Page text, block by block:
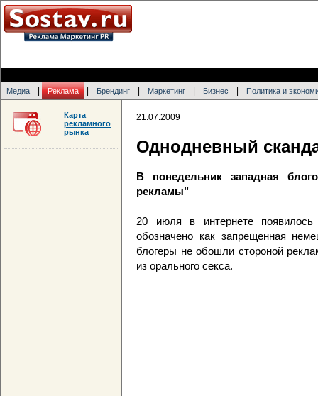
Медиа Реклама Брендинг Маркетинг Бизнес Политика и
21.07.2009
Однодневный
В понедельник западная
рекламы"
20 июля в интернете
обозначено как запрещенная
блогеры не обошли стороной
из орального секса.
Карта
рекламного
рынка